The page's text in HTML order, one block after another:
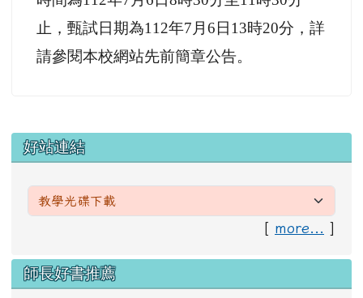
止，甄試日期為112年7月6日13時20分，詳
請參閱本校網站先前簡章公告。
左邊區域內容
好站連結
[ more... ]
右邊區域內容
師長好書推薦